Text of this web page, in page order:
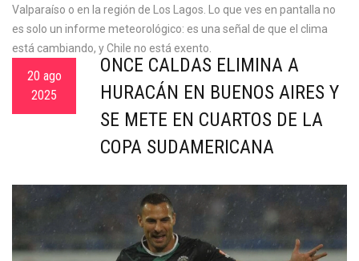
Valparaíso o en la región de Los Lagos. Lo que ves en pantalla no
es solo un informe meteorológico: es una señal de que el clima
está cambiando, y Chile no está exento.
20 ago
2025
ONCE CALDAS ELIMINA A
HURACÁN EN BUENOS AIRES Y
SE METE EN CUARTOS DE LA
COPA SUDAMERICANA